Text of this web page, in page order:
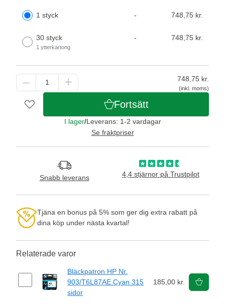
1 styck - 748,75 kr.
30 styck
1 ytterkartong
- 748,75 kr.
748,75 kr.
(inkl. moms)
Fortsätt
I lager/Leverans: 1-2 vardagar
Se fraktpriser
Snabb leverans 4,4 stjärnor på Trustpilot
Tjäna en bonus på 5% som ger dig extra rabatt på
dina köp under nästa kvartal!
Relaterade varor
Bläckpatron HP Nr.
903/T6L87AE Cyan 315
sidor
185,00 kr.